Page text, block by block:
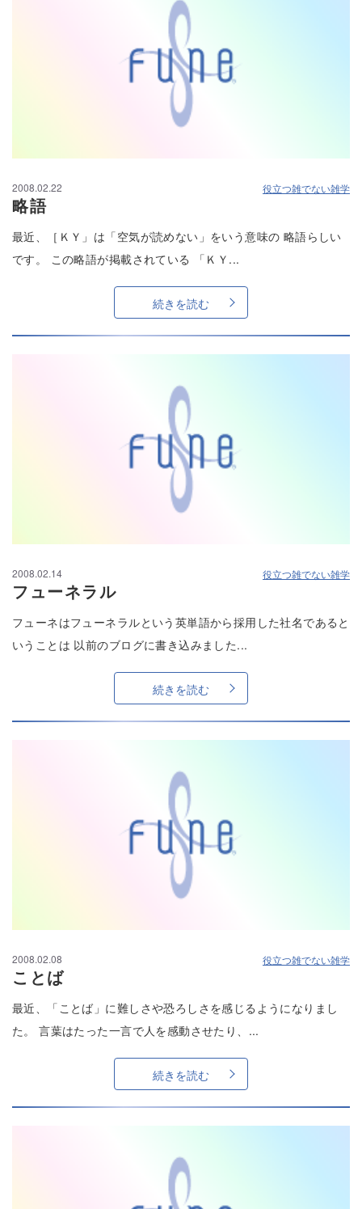
2008.02.22 役立つ雑でない雑学
略語
最近、［ＫＹ」は「空気が読めない」をいう意味の 略語らしい
です。 この略語が掲載されている 「ＫＹ...
続きを読む
2008.02.14 役立つ雑でない雑学
フューネラル
フューネはフューネラルという英単語から採用した社名であると
いうことは 以前のブログに書き込みました...
続きを読む
2008.02.08 役立つ雑でない雑学
ことば
最近、「ことば」に難しさや恐ろしさを感じるようになりまし
た。 言葉はたった一言で人を感動させたり、...
続きを読む